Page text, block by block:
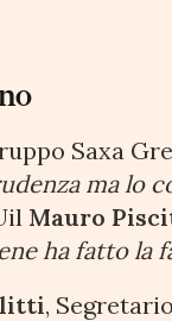
Saxa
ma lo
Mauro
ha fatto
,